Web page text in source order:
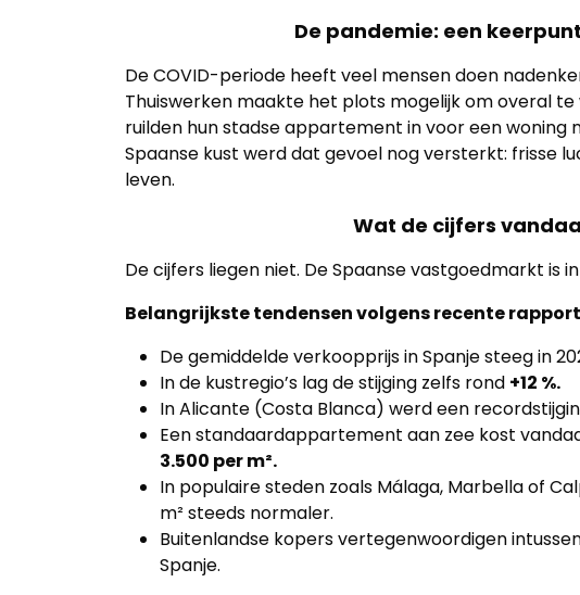
De pandemie: een
De COVID-periode heeft veel mensen doen
Thuiswerken maakte het plots mogelijk om overal te
ruilden hun stadse appartement in voor een woning
Spaanse kust werd dat gevoel nog versterkt: frisse
leven.
Wat de cijfers
De cijfers liegen niet. De Spaanse vastgoedmarkt is
Belangrijkste tendensen volgens recente
De gemiddelde verkoopprijs in Spanje steeg in
In de kustregio’s lag de stijging zelfs rond +12 %.
In Alicante (Costa Blanca) werd een
Een standaardappartement aan zee kost
3.500 per m².
In populaire steden zoals Málaga, Marbella of
m² steeds normaler.
Buitenlandse kopers vertegenwoordigen
Spanje.